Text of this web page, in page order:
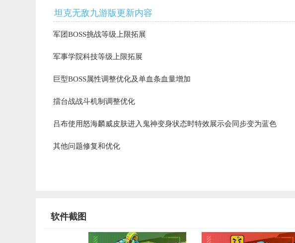
坦克无敌九游版更新内容
军团BOSS挑战等级上限拓展
军事学院科技等级上限拓展
巨型BOSS属性调整优化及单血条血量增加
擂台战战斗机制调整优化
吕布使用怒海麟威皮肤进入鬼神变身状态时特效展示会同步变为蓝色
其他问题修复和优化
软件截图